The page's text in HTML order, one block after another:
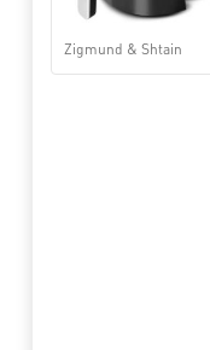
Zigmund & Shtain